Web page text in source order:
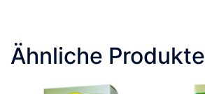
Ähnliche Produkte